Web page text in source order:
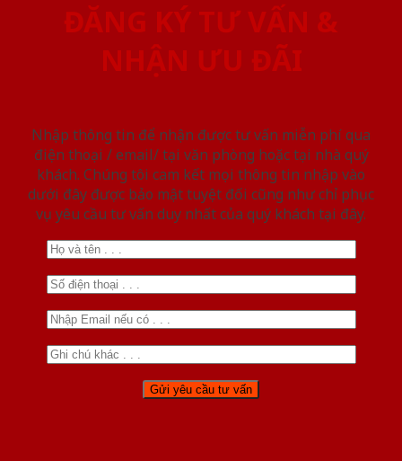
ĐĂNG KÝ TƯ VẤN &
NHẬN ƯU ĐÃI
Nhập thông tin để nhận được tư vấn miễn phí qua
điện thoại / email/ tại văn phòng hoặc tại nhà quý
khách. Chúng tôi cam kết mọi thông tin nhập vào
dưới đây được bảo mật tuyệt đối cũng như chỉ phục
vụ yêu cầu tư vấn duy nhất của quý khách tại đây.